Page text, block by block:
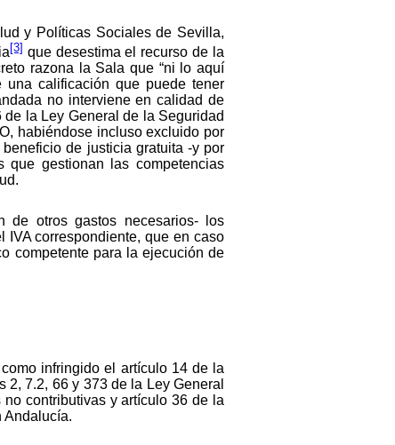
y Políticas Sociales de Sevilla,
[3] que desestima el recurso de la
razona la Sala que “ni lo aquí
calificación que puede tener
no interviene en calidad de
la Ley General de la Seguridad
habiéndose incluso excluido por
de justicia gratuita -y por
gestionan las competencias
de otros gastos necesarios- los
IVA correspondiente, que en caso
competente para la ejecución de
infringido el artículo 14 de la
7.2, 66 y 373 de la Ley General
contributivas y artículo 36 de la
Andalucía.